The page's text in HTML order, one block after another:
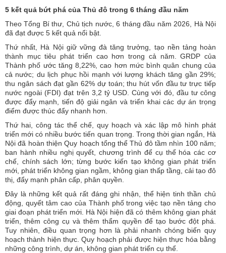
5 kết quả bứt phá của Thủ đô trong 6 tháng đầu năm
Theo Tổng Bí thư, Chủ tịch nước, 6 tháng đầu năm 2026, Hà Nội
đã đạt được 5 kết quả nổi bật.
Thứ nhất, Hà Nội giữ vững đà tăng trưởng, tạo nền tảng hoàn
thành mục tiêu phát triển cao hơn trong cả năm. GRDP của
Thành phố ước tăng 8,22%, cao hơn mức bình quân chung của
cả nước; du lịch phục hồi mạnh với lượng khách tăng gần 29%;
thu ngân sách đạt gần 62% dự toán; thu hút vốn đầu tư trực tiếp
nước ngoài (FDI) đạt trên 3,2 tỷ USD. Cùng với đó, đầu tư công
được đẩy mạnh, tiến độ giải ngân và triển khai các dự án trọng
điểm được thúc đẩy nhanh hơn.
Thứ hai, công tác thể chế, quy hoạch và xác lập mô hình phát
triển mới có nhiều bước tiến quan trọng. Trong thời gian ngắn, Hà
Nội đã hoàn thiện Quy hoạch tổng thể Thủ đô tầm nhìn 100 năm;
ban hành nhiều nghị quyết, chương trình để cụ thể hóa các cơ
chế, chính sách lớn; từng bước kiến tạo không gian phát triển
mới, phát triển không gian ngầm, không gian thấp tầng, cải tạo đô
thị, đẩy mạnh phân cấp, phân quyền.
Đây là những kết quả rất đáng ghi nhận, thể hiện tinh thần chủ
động, quyết tâm cao của Thành phố trong việc tạo nền tảng cho
giai đoạn phát triển mới. Hà Nội hiện đã có thêm không gian phát
triển, thêm công cụ và thêm thẩm quyền để tạo bước đột phá.
Tuy nhiên, điều quan trọng hơn là phải nhanh chóng biến quy
hoạch thành hiện thực. Quy hoạch phải được hiện thực hóa bằng
những công trình, dự án, không gian phát triển cụ thể.